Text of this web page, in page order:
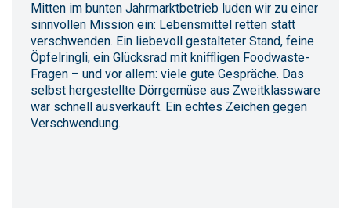
Mitten im bunten Jahrmarktbetrieb luden wir zu einer
sinnvollen Mission ein: Lebensmittel retten statt
verschwenden. Ein liebevoll gestalteter Stand, feine
Öpfelringli, ein Glücksrad mit kniffligen Foodwaste-
Fragen – und vor allem: viele gute Gespräche. Das
selbst hergestellte Dörrgemüse aus Zweitklassware
war schnell ausverkauft. Ein echtes Zeichen gegen
Verschwendung.